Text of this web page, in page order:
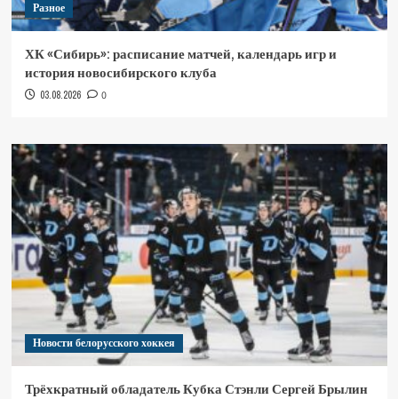
Разное
ХК «Сибирь»: расписание матчей, календарь игр и
история новосибирского клуба
03.08.2026 0
Новости белорусского хоккея
Трёхкратный обладатель Кубка Стэнли Сергей Брылин